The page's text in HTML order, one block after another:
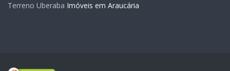
Terreno Uberaba Imóveis em Araucária